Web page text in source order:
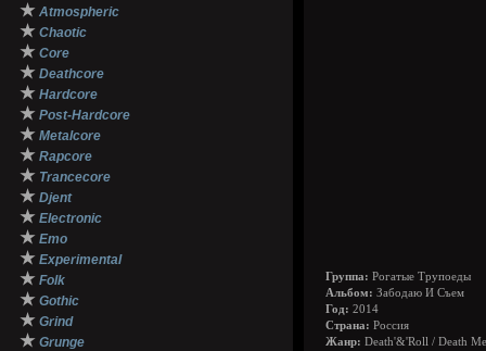
★ Atmospheric
★ Chaotic
★ Core
★ Deathcore
★ Hardcore
★ Post-Hardcore
★ Metalcore
★ Rapcore
★ Trancecore
★ Djent
★ Electronic
★ Emo
★ Experimental
★ Folk
★ Gothic
★ Grind
★ Grunge
Группа: Рогатые Трупоеды
Альбом: Забодаю И Съем
Год: 2014
Страна: Россия
Жанр: Death'&'Roll / Death